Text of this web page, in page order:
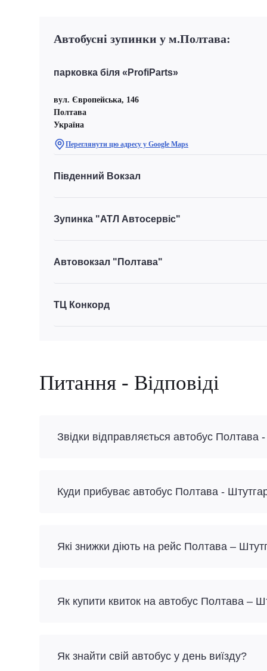
Автобусні зупинки у м.Полтава:
парковка біля «ProfiParts»
вул. Європейська, 146
Полтава
Україна
Переглянути цю адресу у Google Maps
Південний Вокзал
Зупинка "АТЛ Автосервіс"
Автовокзал "Полтава"
ТЦ Конкорд
Питання - Відповіді
Звідки відправляється автобус Полтава
Куди прибуває автобус Полтава -
Які знижки діють на рейс Полтава –
Як купити квиток на автобус Полтава –
Як знайти свій автобус у день виїзду?